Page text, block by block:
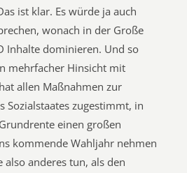
ist klar. Es würde ja auch
wonach in der Große
Inhalte dominieren. Und so
mehrfacher Hinsicht mit
allen Maßnahmen zur
Sozialstaates zugestimmt, in
einen großen
kommende Wahljahr nehmen
also anderes tun, als den